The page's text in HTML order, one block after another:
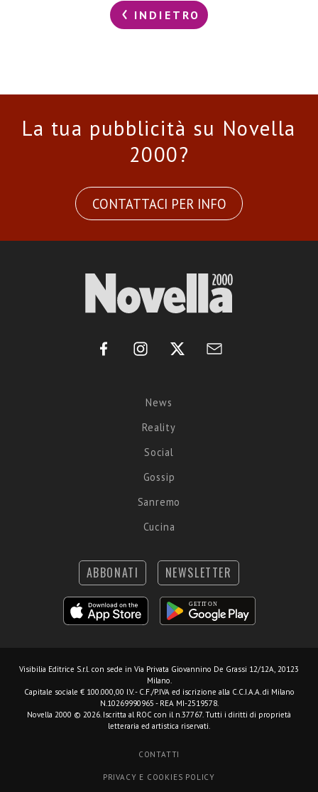
INDIETRO
La tua pubblicità su Novella
2000?
CONTATTACI PER INFO
News
Reality
Social
Gossip
Sanremo
Cucina
ABBONATI NEWSLETTER
Visibilia Editrice S.r.l. con sede in Via Privata Giovannino De Grassi 12/12A, 20123
Milano.
Capitale sociale € 100.000,00 I.V. - C.F./P.IVA ed iscrizione alla C.C.I.A.A. di Milano
N.10269990965 - REA MI-2519578.
Novella 2000 © 2026. Iscritta al ROC con il n.37767. Tutti i diritti di proprietà
letteraria ed artistica riservati.
CONTATTI
PRIVACY E COOKIES POLICY